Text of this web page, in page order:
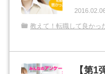
教えて！転職して良かっ
【第1